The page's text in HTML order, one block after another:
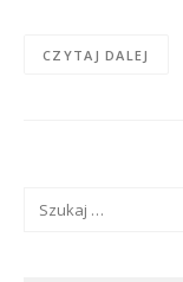
CZYTAJ DALEJ
Szukaj: